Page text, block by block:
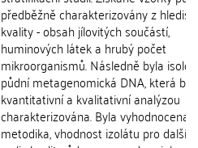
předběžně charakterizovány z
kvality - obsah jílovitých součástí,
huminových látek a hrubý počet
mikroorganismů. Následně byla
půdní metagenomická DNA, která
kvantitativní a kvalitativní analýzou
charakterizována. Byla vyhodnocena
metodika, vhodnost izolátu pro další